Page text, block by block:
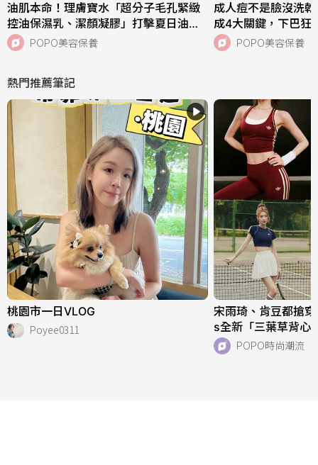
油肌本命！理膚寶水「超分子毛孔緊緻
控油保濕乳、潔顏凝膠」打擊夏日油痘
危機，跨界聯名《小小兵與大怪獸》超
萌周邊快來收藏！
POPO美容保養
成人痘不是臉沒洗
成4大關鍵，下巴狂
中，SISLEY植物極
次搞定痘肌！
POPO美容保養
熱門推薦筆記
桃園市一日VLOG
Poyee0311
宋雨琦、肯豆都搶
s全新「三葉草背心
天穿！直接當日常
POPO時尚潮流